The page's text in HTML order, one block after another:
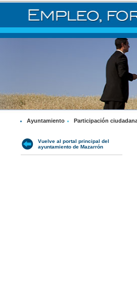
Ayuntamiento Participación
Vuelve al portal principal del
ayuntamiento de Mazarrón